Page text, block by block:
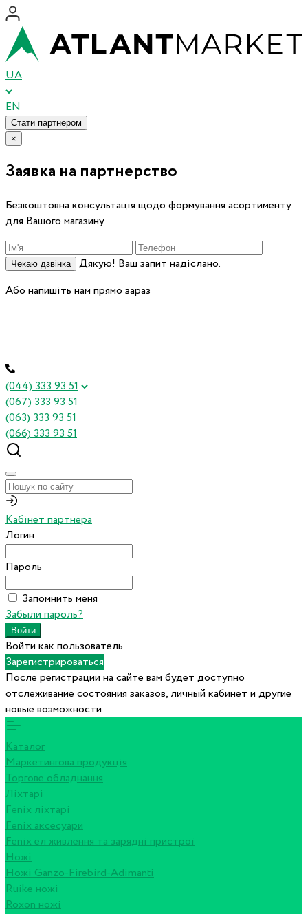
UA
EN
Стати партнером
×
Заявка на партнерство
Безкоштовна консультація щодо формування асортименту
для Вашого магазину
Чекаю дзвінка
Дякую! Ваш запит надіслано.
Або напишіть нам прямо зараз
(044) 333 93 51
(067) 333 93 51
(063) 333 93 51
(066) 333 93 51
Кабінет партнера
Логин
Пароль
Запомнить меня
Забыли пароль?
Войти как пользователь
Зарегистрироваться
После регистрации на сайте вам будет доступно
отслеживание состояния заказов, личный кабинет и другие
новые возможности
Каталог
Маркетингова продукція
Торгове обладнання
Ліхтарі
Fenix ліхтарі
Fenix аксесуари
Fenix ел живлення та зарядні пристрої
Ножі
Ножі Ganzo-Firebird-Adimanti
Ruike ножі
Roxon ножi